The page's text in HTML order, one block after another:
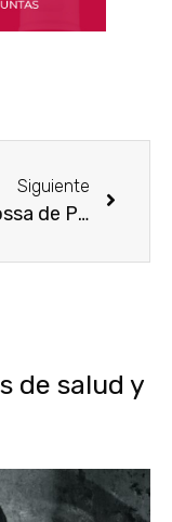
Siguiente
Luna Rossa de Prada
de salud y